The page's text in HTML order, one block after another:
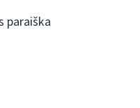
paraiška